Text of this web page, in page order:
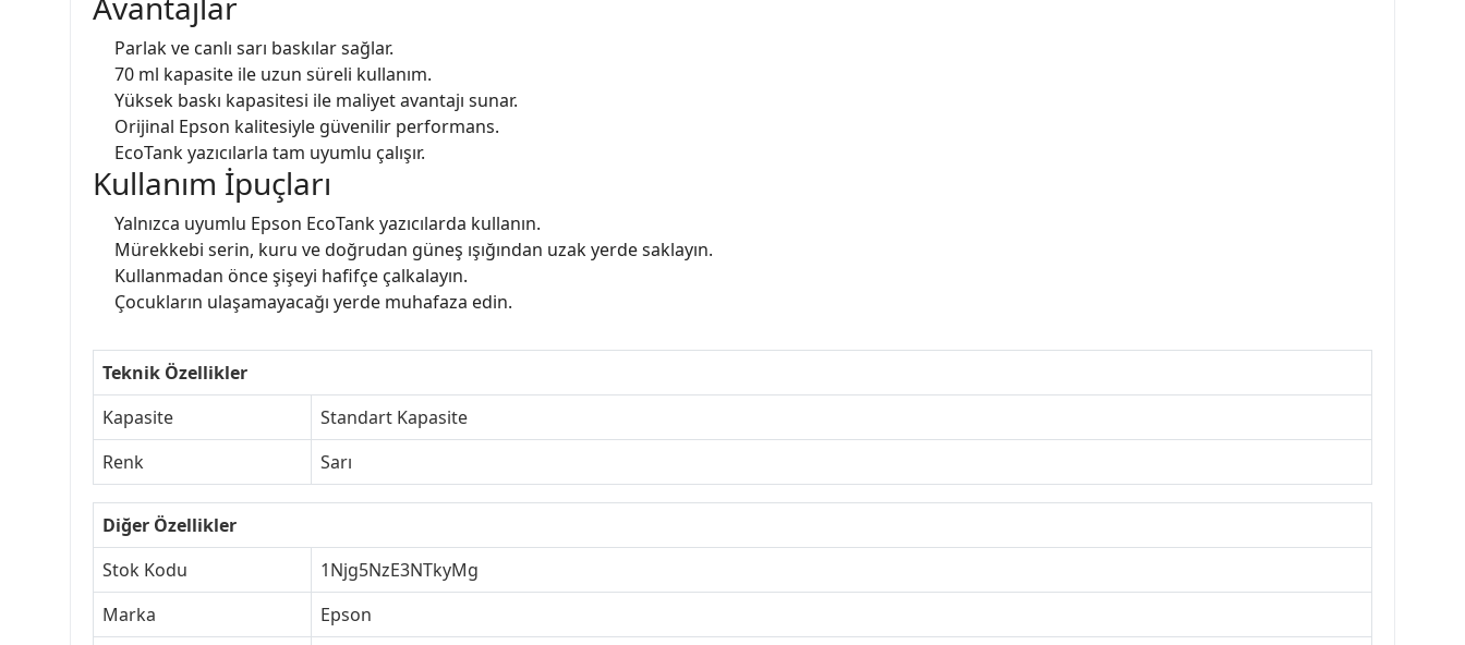
Parlak ve canlı sarı baskılar sağlar.
70 ml kapasite ile uzun süreli kullanım.
Yüksek baskı kapasitesi ile maliyet avantajı sunar.
Orijinal Epson kalitesiyle güvenilir performans.
EcoTank yazıcılarla tam uyumlu çalışır.
Kullanım İpuçları
Yalnızca uyumlu Epson EcoTank yazıcılarda kullanın.
Mürekkebi serin, kuru ve doğrudan güneş ışığından uzak yerde saklayın.
Kullanmadan önce şişeyi hafifçe çalkalayın.
Çocukların ulaşamayacağı yerde muhafaza edin.
Teknik Özellikler
Kapasite
Standart Kapasite
Renk
Sarı
Diğer Özellikler
Stok Kodu
1Njg5NzE3NTkyMg
Marka
Epson